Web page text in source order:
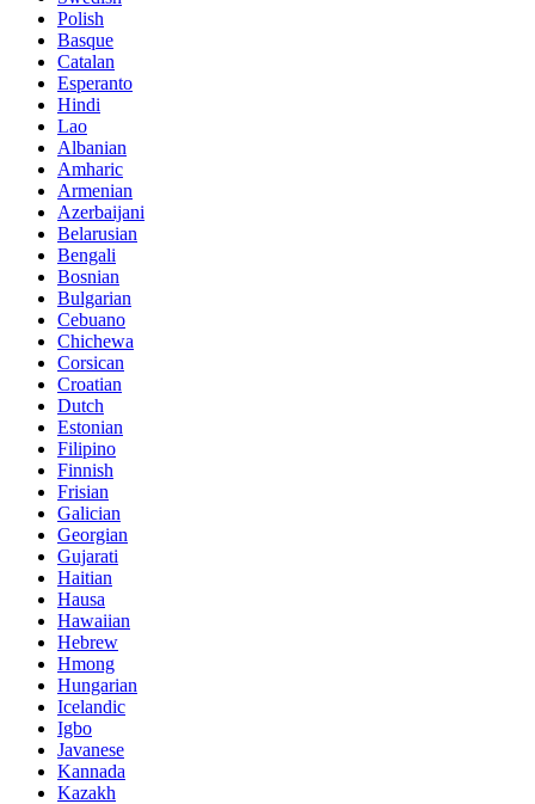
Polish
Basque
Catalan
Esperanto
Hindi
Lao
Albanian
Amharic
Armenian
Azerbaijani
Belarusian
Bengali
Bosnian
Bulgarian
Cebuano
Chichewa
Corsican
Croatian
Dutch
Estonian
Filipino
Finnish
Frisian
Galician
Georgian
Gujarati
Haitian
Hausa
Hawaiian
Hebrew
Hmong
Hungarian
Icelandic
Igbo
Javanese
Kannada
Kazakh